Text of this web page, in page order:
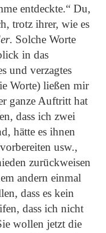
entdeckte.“ Du,
trotz ihrer, wie es
. Solche Worte
in das
und verzagtes
Worte) ließen mir
ganze Auftritt hat
dass ich zwei
hätte es ihnen
usw.,
zurückweisen
andern einmal
dass es kein
dass ich nicht
wollen jetzt die